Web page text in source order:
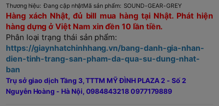
Thương hiệu: Đang cập nhậtMã sản phẩm: SOUND-GEAR-GREY
Hàng xách Nhật, đủ bill mua hàng tại Nhật. Phát hiện
hàng dựng ở Việt Nam xin đền 10 lần tiền.
Phân loại trạng thái sản phẩm:
https://giaynhatchinhhang.vn/bang-danh-gia-nhan-
dien-tinh-trang-san-pham-da-qua-su-dung-nhat-
ban
Trụ sở giao dịch Tầng 3, TTTM MỸ ĐÌNH PLAZA 2 - Số 2
Nguyễn Hoàng - Hà Nội, 0984843218 0977179889